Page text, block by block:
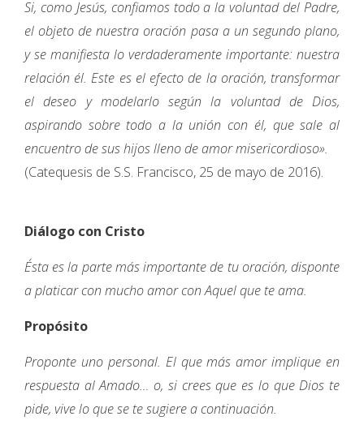
Si, como Jesús, confiamos todo a la voluntad del Padre,
el objeto de nuestra oración pasa a un segundo plano,
y se manifiesta lo verdaderamente importante: nuestra
relación él. Este es el efecto de la oración, transformar
el deseo y modelarlo según la voluntad de Dios,
aspirando sobre todo a la unión con él, que sale al
encuentro de sus hijos lleno de amor misericordioso».
(Catequesis de S.S. Francisco, 25 de mayo de 2016).
Diálogo con Cristo
Ésta es la parte más importante de tu oración, disponte
a platicar con mucho amor con Aquel que te ama.
Propósito
Proponte uno personal. El que más amor implique en
respuesta al Amado… o, si crees que es lo que Dios te
pide, vive lo que se te sugiere a continuación.